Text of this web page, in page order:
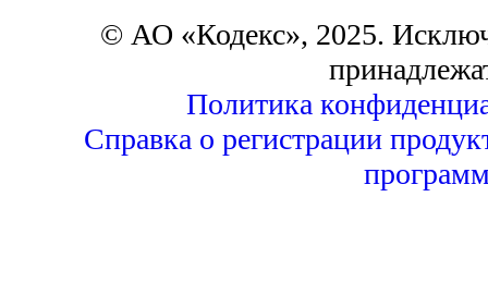
© АО «Кодекс», 2025.
Политика
Справка о регистрации